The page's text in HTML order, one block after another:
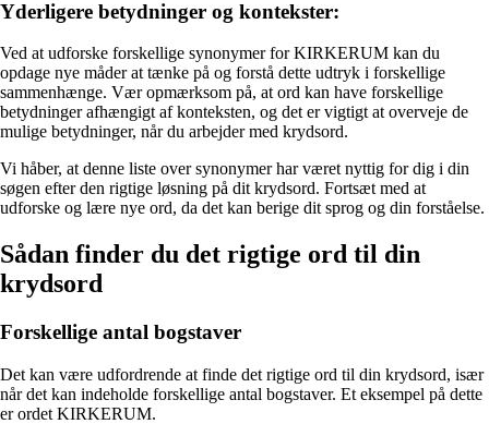
Yderligere betydninger og kontekster:
Ved at udforske forskellige synonymer for KIRKERUM kan du
opdage nye måder at tænke på og forstå dette udtryk i forskellige
sammenhænge. Vær opmærksom på, at ord kan have forskellige
betydninger afhængigt af konteksten, og det er vigtigt at overveje de
mulige betydninger, når du arbejder med krydsord.
Vi håber, at denne liste over synonymer har været nyttig for dig i din
søgen efter den rigtige løsning på dit krydsord. Fortsæt med at
udforske og lære nye ord, da det kan berige dit sprog og din forståelse.
Sådan finder du det rigtige ord til din
krydsord
Forskellige antal bogstaver
Det kan være udfordrende at finde det rigtige ord til din krydsord, især
når det kan indeholde forskellige antal bogstaver. Et eksempel på dette
er ordet KIRKERUM.